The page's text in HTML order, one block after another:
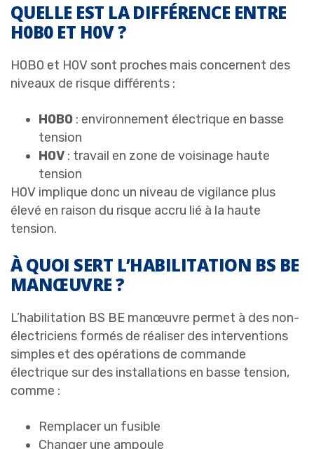
QUELLE EST LA DIFFÉRENCE ENTRE
H0B0 ET H0V ?
H0B0 et H0V sont proches mais concernent des
niveaux de risque différents :
H0B0 : environnement électrique en basse
tension
H0V : travail en zone de voisinage haute
tension
H0V implique donc un niveau de vigilance plus
élevé en raison du risque accru lié à la haute
tension.
À QUOI SERT L’HABILITATION BS BE
MANŒUVRE ?
L’habilitation BS BE manœuvre permet à des non-
électriciens formés de réaliser des interventions
simples et des opérations de commande
électrique sur des installations en basse tension,
comme :
Remplacer un fusible
Changer une ampoule